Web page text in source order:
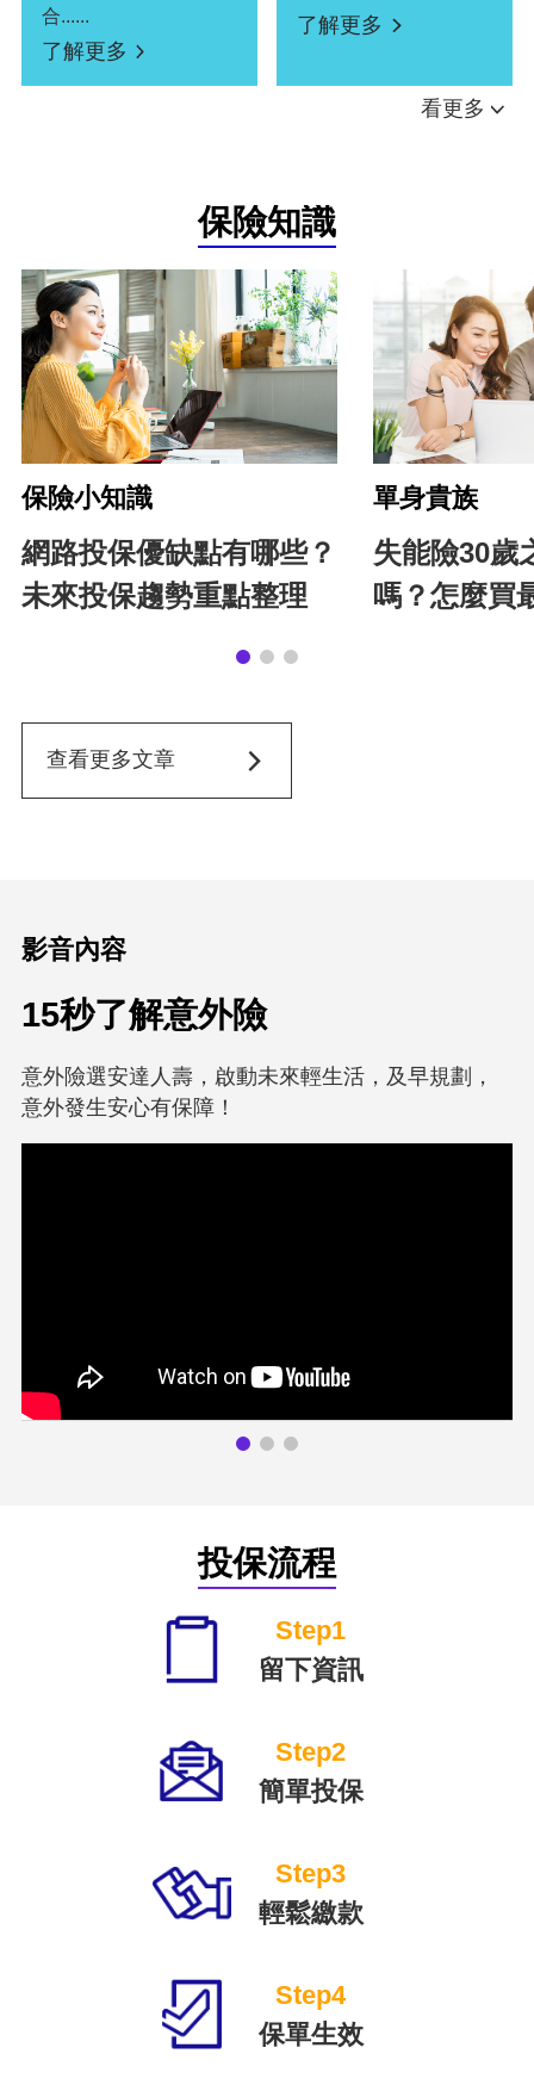
合......
了解更多
了解更多
看更多
保險知識
保險小知識
網路投保優缺點有哪些？
未來投保趨勢重點整理
單身貴族
失能險30歲
嗎？怎麼買
查看更多文章
影音內容
15秒了解意外險
意外險選安達人壽，啟動未來輕生活，及早規劃，
意外發生安心有保障！
投保流程
Step1
留下資訊
Step2
簡單投保
Step3
輕鬆繳款
Step4
保單生效